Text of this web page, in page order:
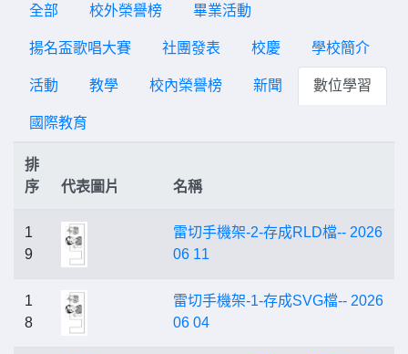
全部 校外榮譽榜 畢業活動
揚名盃歌唱大賽 社團發表 校慶 學校簡介
活動 教學 校內榮譽榜 新聞 數位學習
國際教育
排
序
代表圖片 名稱
1
9
雷切手機架-2-存成RLD檔-- 2026
06 11
1
8
雷切手機架-1-存成SVG檔-- 2026
06 04